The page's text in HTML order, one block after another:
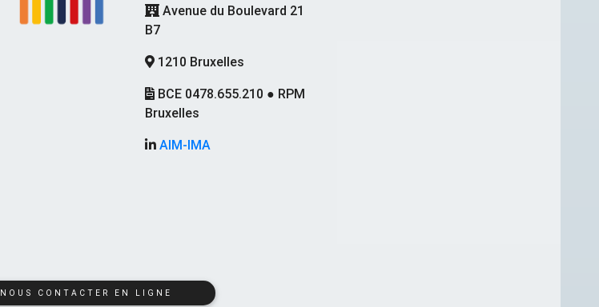
Avenue du Boulevard 21
B7
1210 Bruxelles
BCE 0478.655.210 ● RPM
Bruxelles
AIM-IMA
NOUS CONTACTER EN LIGNE